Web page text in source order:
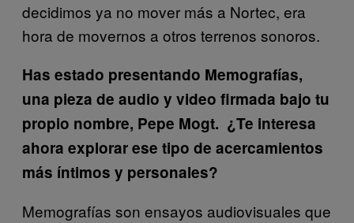
decidimos ya no mover más a Nortec, era
hora de movernos a otros terrenos sonoros.
Has estado presentando Memografías,
una pieza de audio y video firmada bajo tu
propio nombre, Pepe Mogt. ¿Te interesa
ahora explorar ese tipo de acercamientos
más íntimos y personales?
Memografías son ensayos audiovisuales que